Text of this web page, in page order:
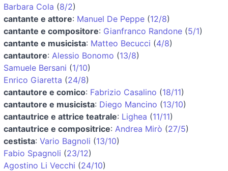
Barbara Cola (8/2)
cantante e attore: Manuel De Peppe (12/8)
cantante e compositore: Gianfranco Randone (5/1)
cantante e musicista: Matteo Becucci (4/8)
cantautore: Alessio Bonomo (13/8)
Samuele Bersani (1/10)
Enrico Giaretta (24/8)
cantautore e comico: Fabrizio Casalino (18/11)
cantautore e musicista: Diego Mancino (13/10)
cantautrice e attrice teatrale: Lighea (11/11)
cantautrice e compositrice: Andrea Mirò (27/5)
cestista: Vario Bagnoli (13/10)
Fabio Spagnoli (23/12)
Agostino Li Vecchi (24/10)